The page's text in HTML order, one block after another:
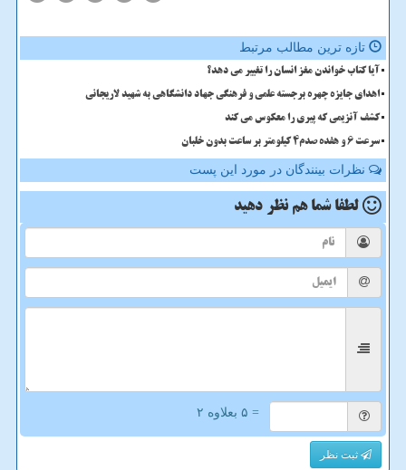
تازه ترین مطالب مرتبط
آیا کتاب خواندن مغز انسان را تغییر می دهد؟
اهدای جایزه چهره برجسته علمی و فرهنگی جهاد دانشگاهی به شهید لاریجانی
کشف آنزیمی که پیری را معکوس می کند
سرعت 6 و هفده صدم4 کیلومتر بر ساعت بدون خلبان
نظرات بینندگان در مورد این پست
لطفا شما هم نظر دهید
= ۵ بعلاوه ۲
ثبت نظر